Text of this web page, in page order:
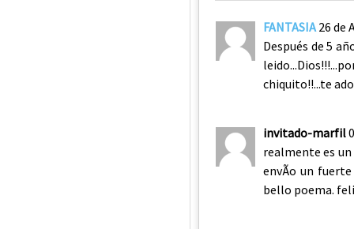
FANTASIA 26 de
Después de 5
chiquito!!...te
invitado-marfil
realmente es
envÃ­o un
bello poema.